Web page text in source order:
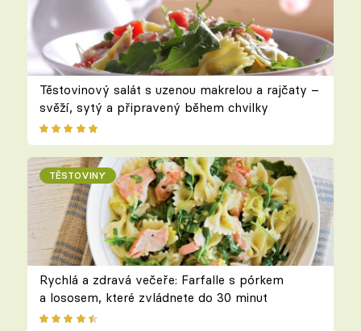
Těstovinový salát s uzenou makrelou a rajčaty –
svěží, sytý a připravený během chvilky
TĚSTOVINY
Rychlá a zdravá večeře: Farfalle s pórkem
a lososem, které zvládnete do 30 minut